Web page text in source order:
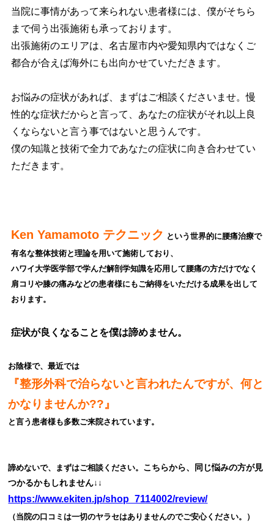
当院に事情があって来られない患者様には、僕がそちら
まで伺う出張施術も承っております。
出張施術のエリアは、名古屋市内や愛知県内ではなくご
都合が合えば海外にも出向かせていただきます。
お悩みの症状があれば、まずはご相談くださいませ。慢
性的な症状だからと言って、あなたの症状がそれ以上良
くならないと言う事ではないと思うんです。
僕の知識と技術で全力であなたの症状に向き合わせてい
ただきます。
Ken Yamamoto テクニック という世界的に腰痛治療で
有名な整体技術と理論を用いて施術しており、
ハワイ大学医学部で学んだ解剖学知識を応用して腰痛の方だけでなく
肩コリや膝の痛みなどの患者様にもご納得をいただける成果を出して
おります。
症状が良くなることを僕は諦めません。
お陰様で、最近では
『整形外科で治らないと言われたんですが、何と
かなりませんか??』
と言う患者様も多数ご来院されています。
諦めないで、まずはご相談ください。 こちらから、同じ悩みの方が見
つかるかもしれません↓↓
https://www.ekiten.jp/shop_7114002/review/
（当院の口コミは一切のヤラセはありませんのでご安心ください。）